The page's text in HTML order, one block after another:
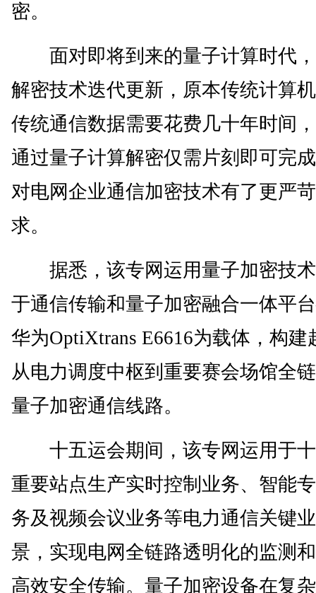
密。
面对即将到来的量子计算时代
解密技术迭代更新，原本传统计算
传统通信数据需要花费几十年时间
通过量子计算解密仅需片刻即可完
对电网企业通信加密技术有了更严
求。
据悉，该专网运用量子加密技
于通信传输和量子加密融合一体
华为OptiXtrans E6616为载体，构建
从电力调度中枢到重要赛会场馆全
量子加密通信线路。
十五运会期间，该专网运用于
重要站点生产实时控制业务、智能
务及视频会议业务等电力通信关键
景，实现电网全链路透明化的监测
高效安全传输。量子加密设备在复